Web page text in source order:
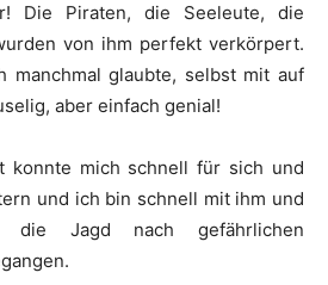
Die Piraten, die Seeleute, die
von ihm perfekt verkörpert.
manchmal glaubte, selbst mit auf
aber einfach genial!
konnte mich schnell für sich und
und ich bin schnell mit ihm und
die Jagd nach gefährlichen